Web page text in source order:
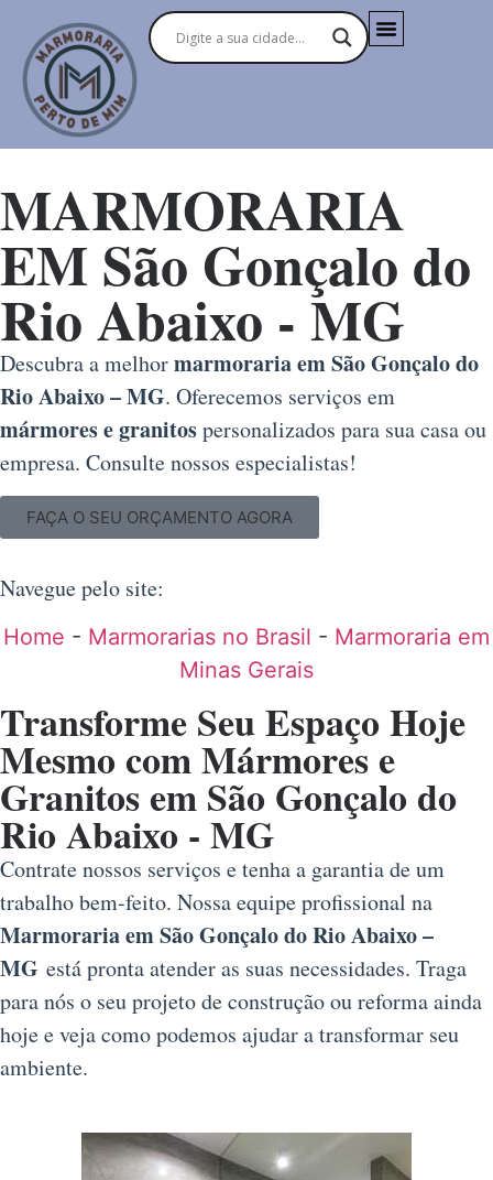
MARMORARIA
EM São Gonçalo do
Rio Abaixo - MG
Descubra a melhormarmoraria em São Gonçalo do
Rio Abaixo – MG. Oferecemos serviços em
mármores e granitospersonalizados para sua casa ou
empresa. Consulte nossos especialistas!
FAÇA O SEU ORÇAMENTO AGORA
Navegue pelo site:
Home - Marmorarias no Brasil - Marmoraria em
Minas Gerais
Transforme Seu Espaço Hoje
Mesmo com Mármores e
Granitos em São Gonçalo do
Rio Abaixo - MG
Contrate nossos serviços e tenha a garantia de um
trabalho bem-feito. Nossa equipe profissional na
Marmoraria em São Gonçalo do Rio Abaixo –
MG está pronta atender as suas necessidades. Traga
para nós o seu projeto de construção ou reforma ainda
hoje e veja como podemos ajudar a transformar seu
ambiente.